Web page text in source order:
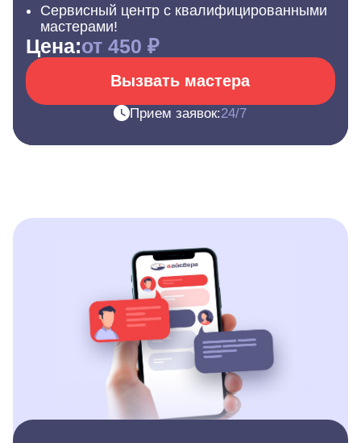
Сервисный центр с квалифицированными
мастерами!
Цена:от 450 ₽
Вызвать мастера
Прием заявок:24/7